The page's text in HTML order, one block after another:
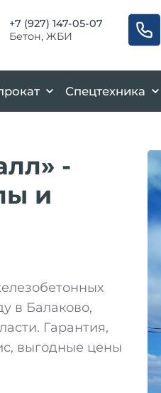
+7 (927) 147-05-07
Бетон, ЖБИ
Спецтехника
-
и
в Балаково,
Гарантия,
выгодные цены